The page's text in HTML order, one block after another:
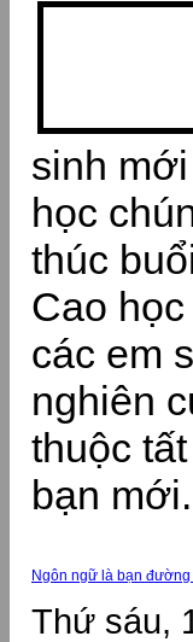
sinh
học
thúc
Cao
các em
nghiên
thuộc
bạn mới.
Ngôn ngữ là bạn
Thứ sáu,